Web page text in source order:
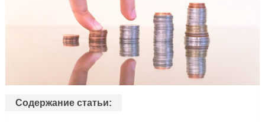
Содержание статьи: